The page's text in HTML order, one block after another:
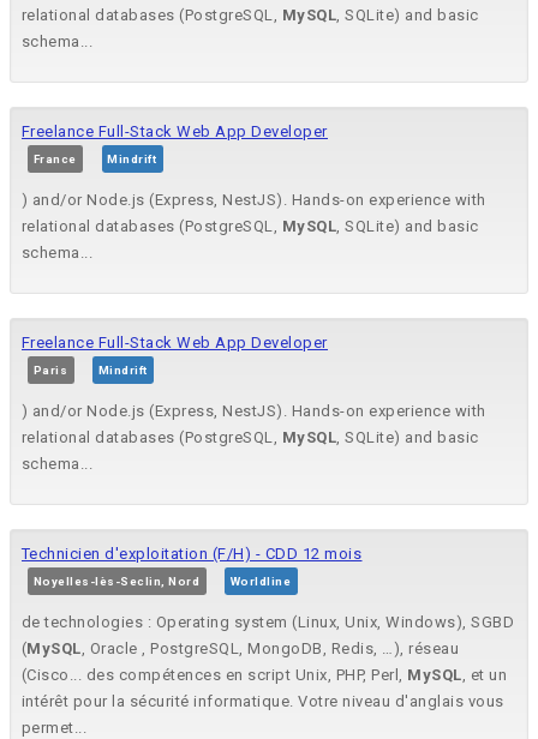
relational databases (PostgreSQL, MySQL, SQLite) and basic
schema...
Freelance Full-Stack Web App Developer
France Mindrift
) and/or Node.js (Express, NestJS). Hands-on experience with
relational databases (PostgreSQL, MySQL, SQLite) and basic
schema...
Freelance Full-Stack Web App Developer
Paris Mindrift
) and/or Node.js (Express, NestJS). Hands-on experience with
relational databases (PostgreSQL, MySQL, SQLite) and basic
schema...
Technicien d'exploitation (F/H) - CDD 12 mois
Noyelles-lès-Seclin, Nord Worldline
de technologies : Operating system (Linux, Unix, Windows), SGBD
(MySQL, Oracle , PostgreSQL, MongoDB, Redis, …), réseau
(Cisco... des compétences en script Unix, PHP, Perl, MySQL, et un
intérêt pour la sécurité informatique. Votre niveau d'anglais vous
permet...